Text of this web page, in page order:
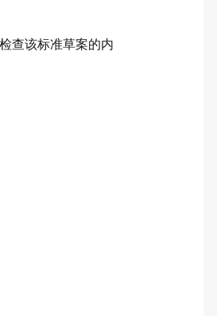
查该标准草案的内